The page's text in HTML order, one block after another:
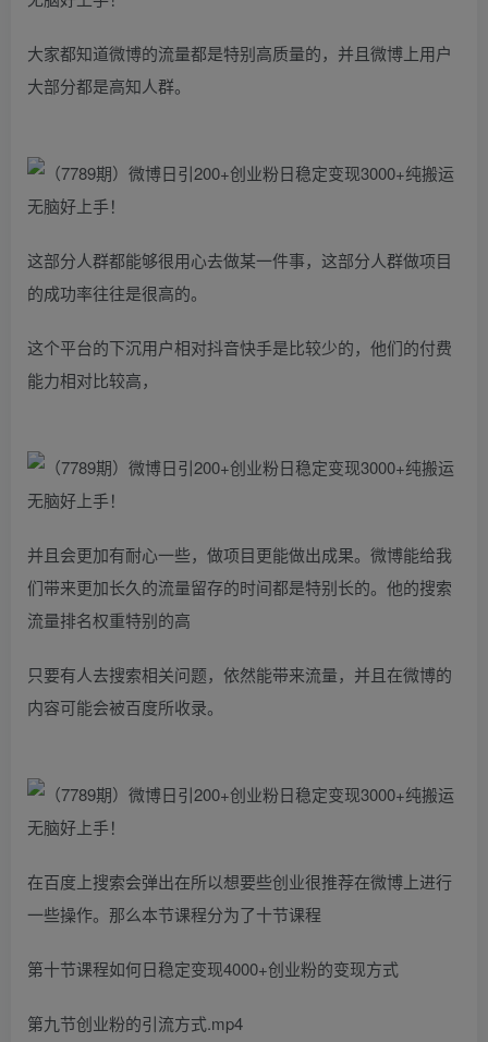
大家都知道微博的流量都是特别高质量的，并且微博上用户
大部分都是高知人群。
这部分人群都能够很用心去做某一件事，这部分人群做项目
的成功率往往是很高的。
这个平台的下沉用户相对抖音快手是比较少的，他们的付费
能力相对比较高，
并且会更加有耐心一些，做项目更能做出成果。微博能给我
们带来更加长久的流量留存的时间都是特别长的。他的搜索
流量排名权重特别的高
只要有人去搜索相关问题，依然能带来流量，并且在微博的
内容可能会被百度所收录。
在百度上搜索会弹出在所以想要些创业很推荐在微博上进行
一些操作。那么本节课程分为了十节课程
第十节课程如何日稳定变现4000+创业粉的变现方式
第九节创业粉的引流方式.mp4